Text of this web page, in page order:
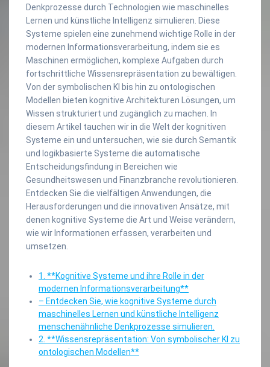
Denkprozesse durch Technologien wie maschinelles
Lernen und künstliche Intelligenz simulieren. Diese
Systeme spielen eine zunehmend wichtige Rolle in der
modernen Informationsverarbeitung, indem sie es
Maschinen ermöglichen, komplexe Aufgaben durch
fortschrittliche Wissensrepräsentation zu bewältigen.
Von der symbolischen KI bis hin zu ontologischen
Modellen bieten kognitive Architekturen Lösungen, um
Wissen strukturiert und zugänglich zu machen. In
diesem Artikel tauchen wir in die Welt der kognitiven
Systeme ein und untersuchen, wie sie durch Semantik
und logikbasierte Systeme die automatische
Entscheidungsfindung in Bereichen wie
Gesundheitswesen und Finanzbranche revolutionieren.
Entdecken Sie die vielfältigen Anwendungen, die
Herausforderungen und die innovativen Ansätze, mit
denen kognitive Systeme die Art und Weise verändern,
wie wir Informationen erfassen, verarbeiten und
umsetzen.
1. **Kognitive Systeme und ihre Rolle in der
modernen Informationsverarbeitung**
– Entdecken Sie, wie kognitive Systeme durch
maschinelles Lernen und künstliche Intelligenz
menschenähnliche Denkprozesse simulieren.
2. **Wissensrepräsentation: Von symbolischer KI zu
ontologischen Modellen**